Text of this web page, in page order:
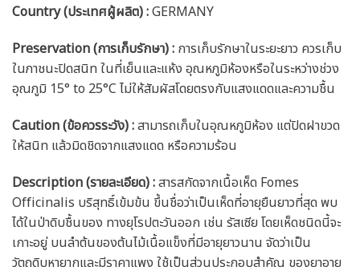
Country (ประเทศผู้ผลิต) :GERMANY
Preservation (การเก็บรักษา) : การเก็บรักษาในระยะยาว ควรเก็บ
ในภาชนะปิดสนิท ในที่เย็นและแห้ง อุณหภูมิห้องหรือในระหว่างช่วง
อุณภูมิ 15° to 25°C ไม่ให้สัมผัสโดยตรงกับแสงแดดและความชื้น
Caution(ข้อควรระวัง) :สามารถเก็บในอุณหภูมิห้อง แต่ปิดฝาขวด
ให้สนิท แล้วมิดชิดจากแสงแดด หรือความร้อน
Description (รายละเอียด):สารสกัดจากเนื้อเห็ด Fomes
Officinalis บริสุทธิ์เข้มข้น ขึ้นชื่อว่าเป็นเห็ดที่อายุยืนยาวที่สุด พบ
ได้ในป่าดิบชื้นของ ทางยุโรปตะวันออก เช่น รัสเซีย โดยเห็ดชนิดนี้จะ
เกาะอยู่ บนลำต้นของต้นไม้เนื้อแข็งที่มีอายุยาวนาน จัดว่าเป็น
วัตถุดิบหายากและมีราคาแพง ใช้เป็นส่วนประกอบสำคัญ ของยาอายุ